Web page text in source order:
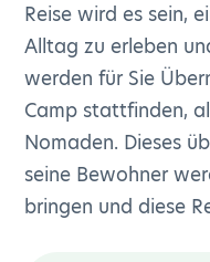
Reise wird es sein,
Alltag zu erleben
werden für Sie
Camp stattfinden,
Nomaden. Dieses
seine Bewohner
bringen und diese